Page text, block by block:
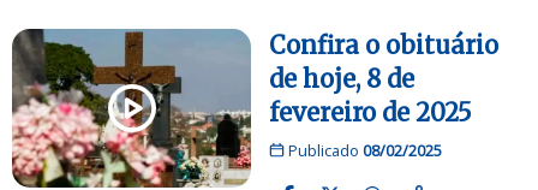
Confira o obituário
de hoje, 8 de
fevereiro de 2025
Publicado 08/02/2025